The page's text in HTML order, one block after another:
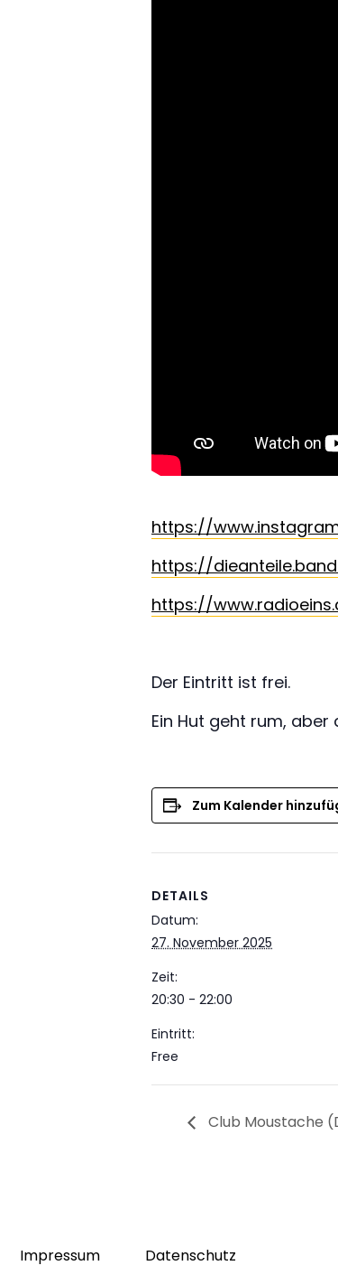
https://
https://
https://
Der Eintritt ist frei.
Ein Hut geht rum,
Zum Kalender
DETAILS
Datum:
27. November 2025
Zeit:
20:30 - 22:00
Eintritt:
Free
Club Moustache
Impressum Datenschutz